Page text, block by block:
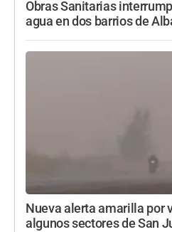
Obras Sanitarias
agua en dos barrios de
Nueva alerta amarilla por
algunos sectores de San